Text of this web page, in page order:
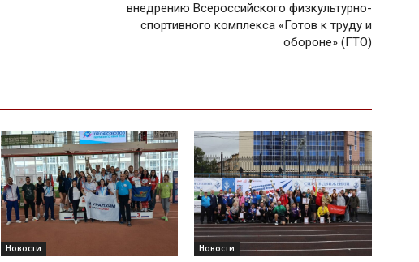
внедрению Всероссийского физкультурно-
спортивного комплекса «Готов к труду и
обороне» (ГТО)
Новости Новости